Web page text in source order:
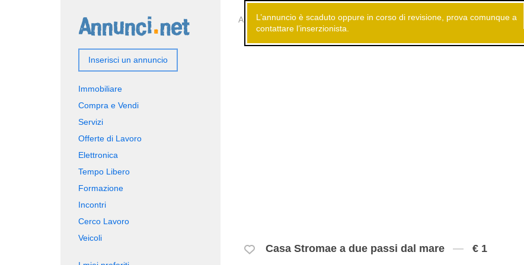
Annunci gratuiti Immobiliare Case vacanza
L’annuncio è scaduto oppure in corso di revisione, prova comunque a
contattare l’inserzionista.
Casa Stromae a due passi dal mare € 1
Inserisci un annuncio
Immobiliare
Compra e Vendi
Servizi
Offerte di Lavoro
Elettronica
Tempo Libero
Formazione
Incontri
Cerco Lavoro
Veicoli